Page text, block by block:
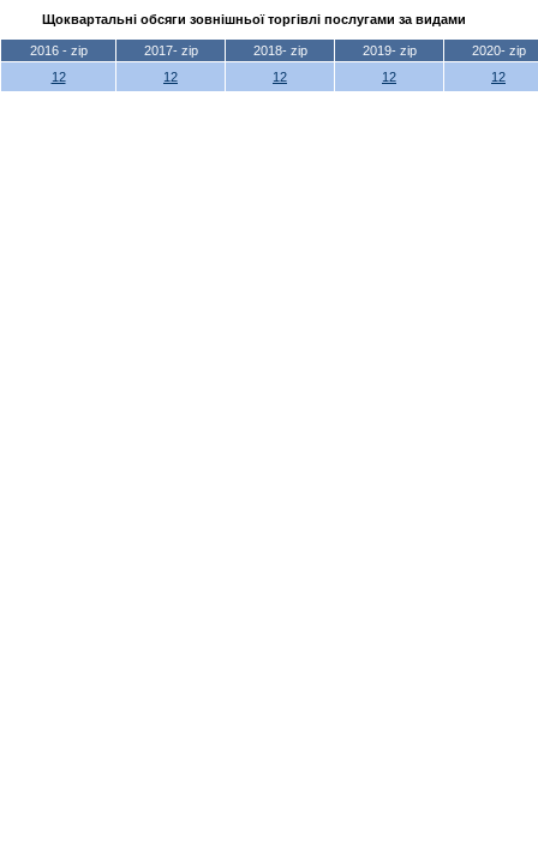
Щоквартальні обсяги зовнішньої торгівлі послугами за видами
2016 - zip 2017- zip 2018- zip 2019- zip
2020- zip
12
12 12 12 12